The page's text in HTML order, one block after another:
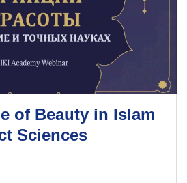
of Beauty in Islam
Sciences